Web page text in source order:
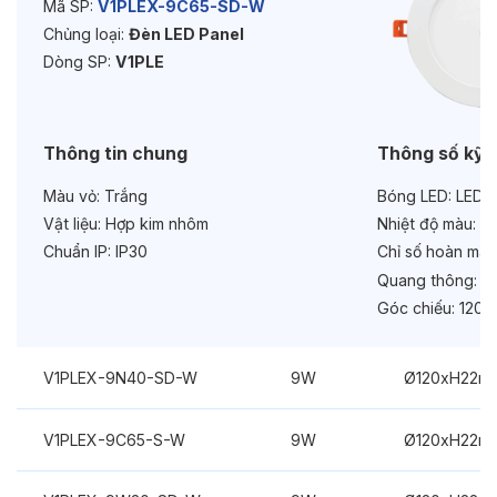
Bảo hành:2 năm
Chức năng:On/Off
Mã SP: V1PLEX-9C65-SD-W
Chủng loại: Đèn LED Panel
Dòng SP: V1PLE
Thông tin chung
Màu vỏ: Trắng
Vật liệu: Hợp kim nhôm
Chuẩn IP: IP30
Thông số kỹ
Bóng LED:
Nhiệt độ màu:
Chỉ số hoàn
Quang thông:
Góc chiếu: 120°
V1PLEX-9N40-SD-W 9W
V1PLEX-9C65-S-W 9W